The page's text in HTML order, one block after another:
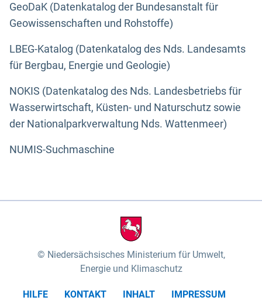
GeoDaK (Datenkatalog der Bundesanstalt für
Geowissenschaften und Rohstoffe)
LBEG-Katalog (Datenkatalog des Nds. Landesamts
für Bergbau, Energie und Geologie)
NOKIS (Datenkatalog des Nds. Landesbetriebs für
Wasserwirtschaft, Küsten- und Naturschutz sowie
der Nationalparkverwaltung Nds. Wattenmeer)
NUMIS-Suchmaschine
Niedersächsisches Ministerium für Umwelt,
Energie und Klimaschutz
HILFE KONTAKT INHALT
IMPRESSUM